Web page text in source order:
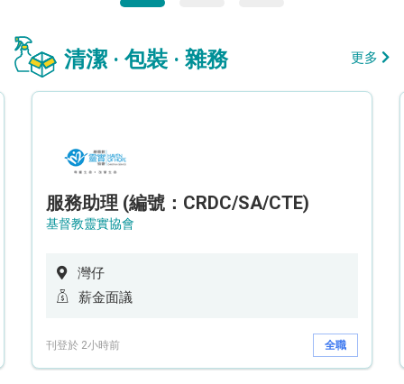
清潔 · 包裝 · 雜務 更多
服務助理 (編號：CRDC/SA/CTE)
基督教靈實協會
灣仔
薪金面議
刊登於 2小時前 全職